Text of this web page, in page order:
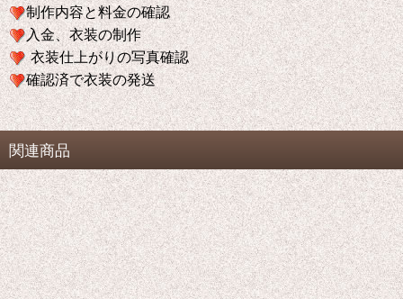
制作内容と料金の確認
入金、衣装の制作
衣装仕上がりの写真確認
確認済で衣装の発送
関連商品